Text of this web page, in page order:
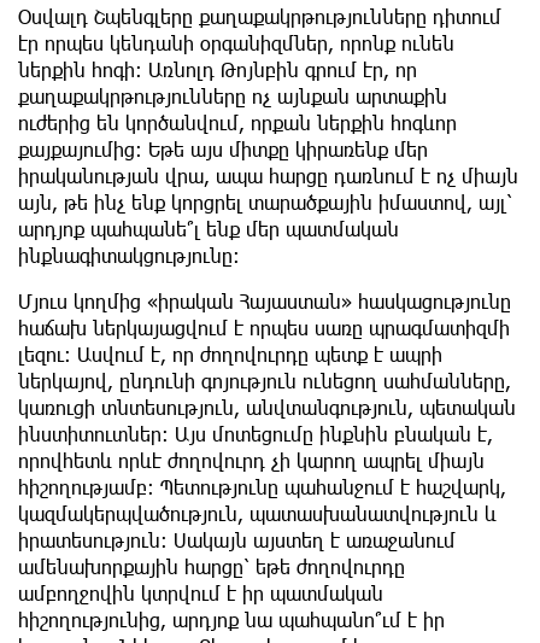
Օսվալդ Շպենգլերը քաղաքակրթությունները դիտում
էր որպես կենդանի օրգանիզմներ, որոնք ունեն
ներքին հոգի։ Առնոլդ Թոյնբին գրում էր, որ
քաղաքակրթությունները ոչ այնքան արտաքին
ուժերից են կործանվում, որքան ներքին հոգևոր
քայքայումից։ Եթե այս միտքը կիրառենք մեր
իրականության վրա, ապա հարցը դառնում է ոչ միայն
այն, թե ինչ ենք կորցրել տարածքային իմաստով, այլ՝
արդյոք պահպանե՞լ ենք մեր պատմական
ինքնագիտակցությունը։
Մյուս կողմից «իրական Հայաստան» հասկացությունը
հաճախ ներկայացվում է որպես սառը պրագմատիզմի
լեզու։ Ասվում է, որ ժողովուրդը պետք է ապրի
ներկայով, ընդունի գոյություն ունեցող սահմանները,
կառուցի տնտեսություն, անվտանգություն, պետական
ինստիտուտներ։ Այս մոտեցումը ինքնին բնական է,
որովհետև որևէ ժողովուրդ չի կարող ապրել միայն
հիշողությամբ։ Պետությունը պահանջում է հաշվարկ,
կազմակերպվածություն, պատասխանատվություն և
իրատեսություն։ Սակայն այստեղ է առաջանում
ամենախորքային հարցը՝ եթե ժողովուրդը
ամբողջովին կտրվում է իր պատմական
հիշողությունից, արդյոք նա պահպանո՞ւմ է իր